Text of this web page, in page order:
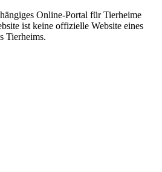
Online-Portal für Tierheime
ist keine offizielle Website eines
Tierheims.